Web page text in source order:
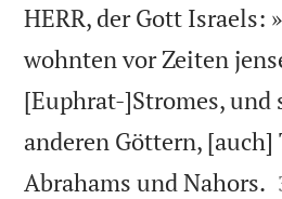
HERR, der Gott Israels:
wohnten vor Zeiten
[Euphrat-]Stromes, und
anderen Göttern, [auch]
Abrahams und Nahors.